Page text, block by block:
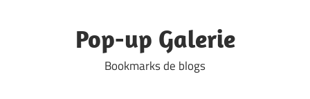
Pop-up Galerie
Bookmarks de blogs